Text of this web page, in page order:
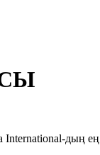
дың